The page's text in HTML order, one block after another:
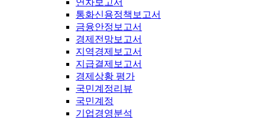
연차보고서
통화신용정책보고서
금융안정보고서
경제전망보고서
지역경제보고서
지급결제보고서
경제상황 평가
국민계정리뷰
국민계정
기업경영분석